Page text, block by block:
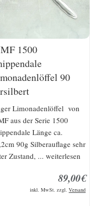
1500
90
Limonadenlöffel von
aus der Serie 1500
Länge ca.
90g Silberauflage sehr
Zustand, ... weiterlesen
89,00€
inkl. MwSt. zzgl.Versand